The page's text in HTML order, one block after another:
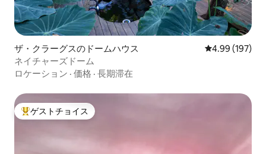
ザ・クラーグスのドームハウス レビュー197
4.99 (197)
ネイチャーズドーム
ロケーション · 価格 · 長期滞在
大好評のゲストチョイスです。
ゲストチョイス